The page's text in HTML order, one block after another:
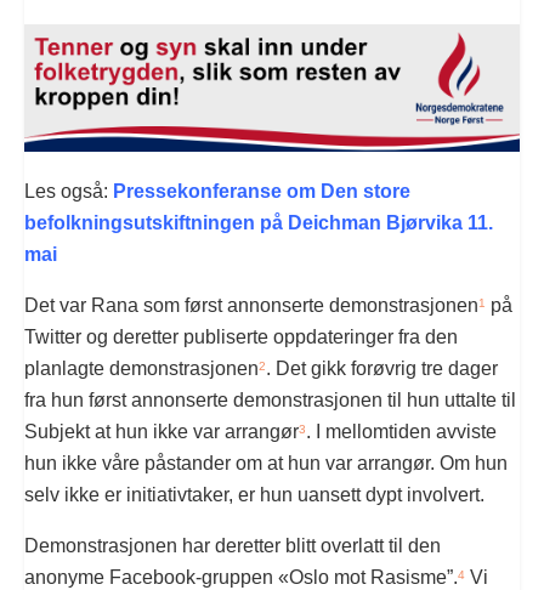
Les også: Pressekonferanse om Den store
befolkningsutskiftningen på Deichman Bjørvika 11.
mai
Det var Rana som først annonserte demonstrasjonen1
på
Twitter og deretter publiserte oppdateringer fra den
planlagte demonstrasjonen2. Det gikk forøvrig tre dager
fra hun først annonserte demonstrasjonen til hun uttalte til
Subjekt at hun ikke var arrangør3. I mellomtiden avviste
hun ikke våre påstander om at hun var arrangør. Om hun
selv ikke er initiativtaker, er hun uansett dypt involvert.
Demonstrasjonen har deretter blitt overlatt til den
anonyme Facebook-gruppen «Oslo mot Rasisme”.4 Vi